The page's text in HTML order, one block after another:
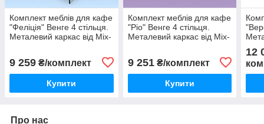
Комплект меблів для кафе
"Феліція" Венге 4 стільця.
Металевий каркас від Mix-
9 259 ₴/комплект
Купити
Комплект меблів для кафе
"Ріо" Венге 4 стільця.
Металевий каркас від Mix-
9 251₴/комплект
Купити
12
Про нас